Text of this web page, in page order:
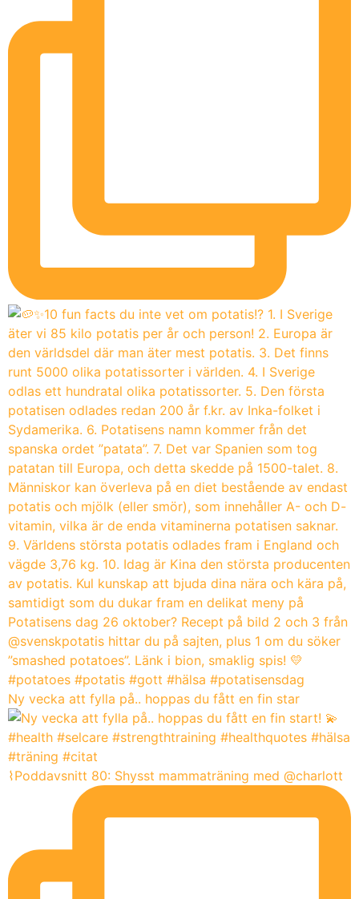
Ny vecka att fylla på.. hoppas du fått en fin star
⌇Poddavsnitt 80: Shysst mammaträning med @charlott